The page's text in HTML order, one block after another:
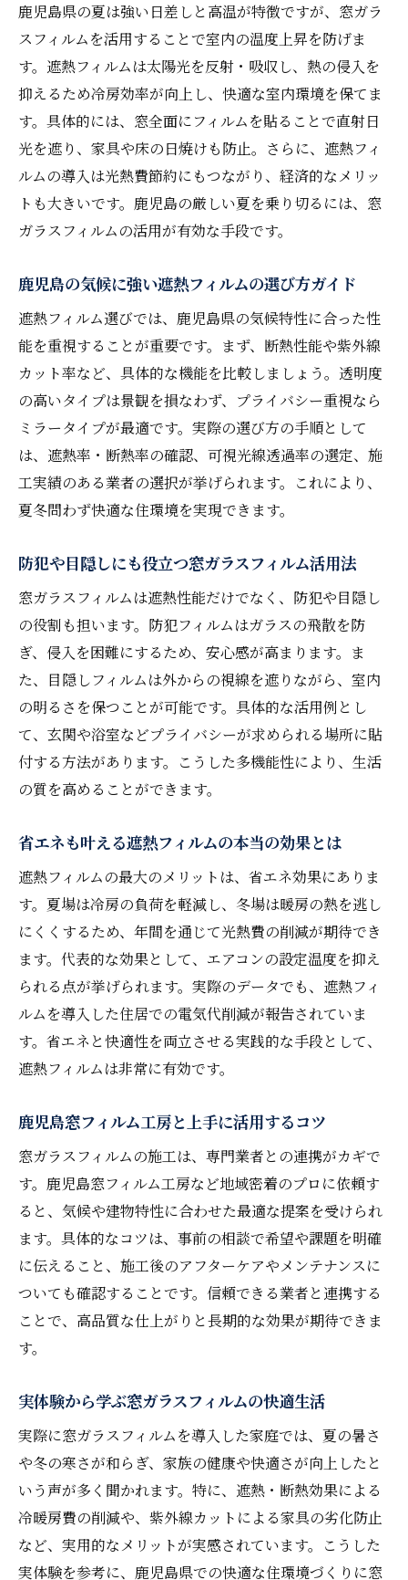
実体験から学ぶ窓ガラスフィルムの快適生
活
省エネと断熱を両立する窓ガラスフィルムの選
び方
窓ガラスフィルムで省エネと断熱を実現す
るポイント
鹿児島 フィルム 貼りの失敗しないチェック
法
力
遮熱効果を高めるフィルムの選び方徹底解
説
貼り替え時期と窓ガラスフィルムの選定基
準
口コミで話題の鹿児島窓フィルム工房体験
談
窓ガラスフィルムがもたらす遮熱効果とその秘
密
関係
熱遮断で光熱費削減に繋がる理由を解説
鹿児島 フィルム 貼りで得られる効果と安全
性
防犯フィルムの遮熱機能もチェックしよう
窓ガラスフィルムの遮熱比較と選び方のコ
ツ
快適生活を支える遮熱フィルムの実力とは
窓ガラスフィルムで夏の室内温度上昇を防
ぐ
鹿児島窓フィルム工房の活用術とメリット
省エネと快適さを両立する遮熱フィルムの
秘密
防犯フィルム 鹿児島の特長と遮熱効果まと
め
貼り付けで変わる室内環境と光のバランス
断熱も叶える窓ガラスフィルムの実力を徹底解
窓ガラスフィルムの断熱効果とは何かを詳
しく紹介
鹿児島 フィルム 貼りで冬も暖かく過ごす工
夫
防犯フィルムと断熱性能の両立は可能なの
か
鹿児島窓フィルム工房の断熱提案をチェッ
ク
体感できる断熱フィルムの快適変化
暮らしを守る遮熱フィルムの最新トレンドを紹
介
窓ガラスフィルムで叶える最新の遮熱対策
鹿児島県の夏は強い日差しと高温が特徴ですが、窓ガラ
スフィルムを活用することで室内の温度上昇を防げま
す。遮熱フィルムは太陽光を反射・吸収し、熱の侵入を
抑えるため冷房効率が向上し、快適な室内環境を保てま
す。具体的には、窓全面にフィルムを貼ることで直射日
光を遮り、家具や床の日焼けも防止。さらに、遮熱フィ
ルムの導入は光熱費節約にもつながり、経済的なメリッ
トも大きいです。鹿児島の厳しい夏を乗り切るには、窓
ガラスフィルムの活用が有効な手段です。
鹿児島の気候に強い遮熱フィルムの選び方ガイド
遮熱フィルム選びでは、鹿児島県の気候特性に合った性
能を重視することが重要です。まず、断熱性能や紫外線
カット率など、具体的な機能を比較しましょう。透明度
の高いタイプは景観を損なわず、プライバシー重視なら
ミラータイプが最適です。実際の選び方の手順として
は、遮熱率・断熱率の確認、可視光線透過率の選定、施
工実績のある業者の選択が挙げられます。これにより、
夏冬問わず快適な住環境を実現できます。
防犯や目隠しにも役立つ窓ガラスフィルム活用法
窓ガラスフィルムは遮熱性能だけでなく、防犯や目隠し
の役割も担います。防犯フィルムはガラスの飛散を防
ぎ、侵入を困難にするため、安心感が高まります。ま
た、目隠しフィルムは外からの視線を遮りながら、室内
の明るさを保つことが可能です。具体的な活用例とし
て、玄関や浴室などプライバシーが求められる場所に貼
付する方法があります。こうした多機能性により、生活
の質を高めることができます。
省エネも叶える遮熱フィルムの本当の効果とは
遮熱フィルムの最大のメリットは、省エネ効果にありま
す。夏場は冷房の負荷を軽減し、冬場は暖房の熱を逃し
にくくするため、年間を通じて光熱費の削減が期待でき
ます。代表的な効果として、エアコンの設定温度を抑え
られる点が挙げられます。実際のデータでも、遮熱フィ
ルムを導入した住居での電気代削減が報告されていま
す。省エネと快適性を両立させる実践的な手段として、
遮熱フィルムは非常に有効です。
鹿児島窓フィルム工房と上手に活用するコツ
窓ガラスフィルムの施工は、専門業者との連携がカギで
す。鹿児島窓フィルム工房など地域密着のプロに依頼す
ると、気候や建物特性に合わせた最適な提案を受けられ
ます。具体的なコツは、事前の相談で希望や課題を明確
に伝えること、施工後のアフターケアやメンテナンスに
ついても確認することです。信頼できる業者と連携する
ことで、高品質な仕上がりと長期的な効果が期待できま
す。
実体験から学ぶ窓ガラスフィルムの快適生活
実際に窓ガラスフィルムを導入した家庭では、夏の暑さ
や冬の寒さが和らぎ、家族の健康や快適さが向上したと
いう声が多く聞かれます。特に、遮熱・断熱効果による
冷暖房費の削減や、紫外線カットによる家具の劣化防止
など、実用的なメリットが実感されています。こうした
実体験を参考に、鹿児島県での快適な住環境づくりに窓